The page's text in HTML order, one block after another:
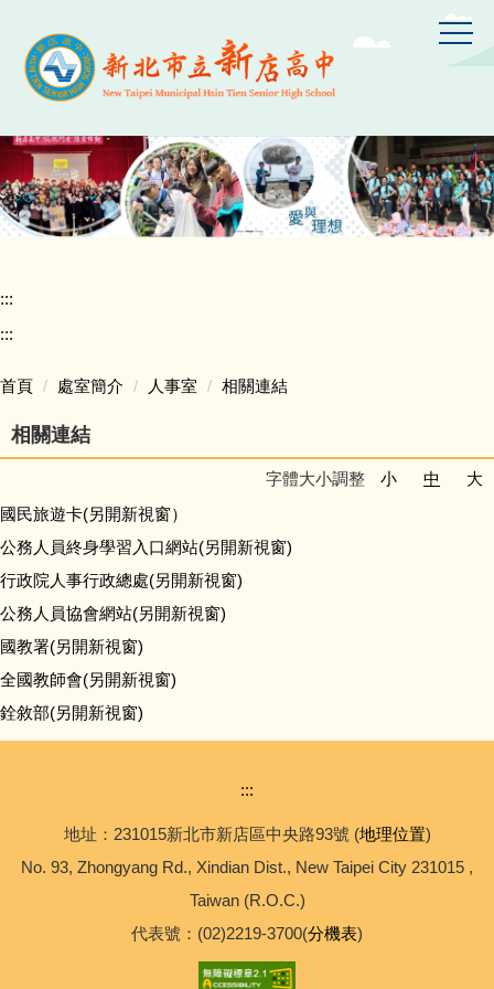
主
容
區
:::
:::
首頁 處室簡介 人事室 相關連結
相關連結
字體大小調整 小 中
大
國民旅遊卡(另開新視窗）
公務人員終身學習入口網站(另開新視窗)
行政院人事行政總處(另開新視窗)
公務人員協會網站(另開新視窗)
國教署(另開新視窗)
全國教師會(另開新視窗)
銓敘部(另開新視窗)
:::
地址：231015新北市新店區中央路93號 (地理位置)
No. 93, Zhongyang Rd., Xindian Dist., New Taipei City 231015 ,
Taiwan (R.O.C.)
代表號：(02)2219-3700(分機表)